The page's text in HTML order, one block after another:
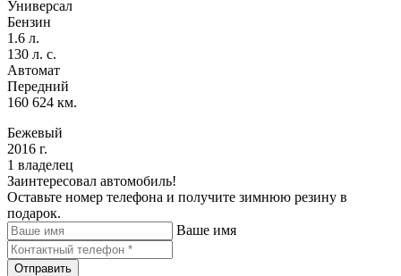
Универсал
Бензин
1.6 л.
130 л. с.
Автомат
Передний
160 624 км.
Бежевый
2016 г.
1 владелец
Заинтересовал автомобиль!
Оставьте номер телефона и получите зимнюю резину в
подарок.
Ваше имя
Отправить